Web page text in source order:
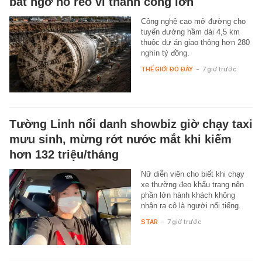
Công nghệ cao mở đường cho
tuyến đường hầm dài 4,5 km
thuộc dự án giao thông hơn 280
nghìn tỷ đồng.
THẾ GIỚI ĐÓ ĐÂY - 7 giờ trước
Tường Linh nổi danh showbiz giờ chạy taxi
mưu sinh, mừng rớt nước mắt khi kiếm
hơn 132 triệu/tháng
Nữ diễn viên cho biết khi chạy
xe thường đeo khẩu trang nên
phần lớn hành khách không
nhận ra cô là người nổi tiếng.
STAR - 7 giờ trước